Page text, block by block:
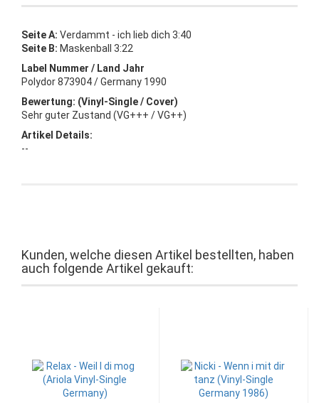
Seite A: Verdammt - ich lieb dich 3:40
Seite B: Maskenball 3:22
Label Nummer / Land Jahr
Polydor 873904 / Germany 1990
Bewertung: (Vinyl-Single / Cover)
Sehr guter Zustand (VG+++ / VG++)
Artikel Details:
--
Kunden, welche diesen Artikel bestellten, haben
auch folgende Artikel gekauft: